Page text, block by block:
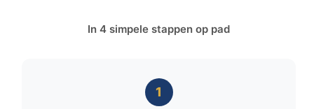
In 4 simpele stappen op pad
1